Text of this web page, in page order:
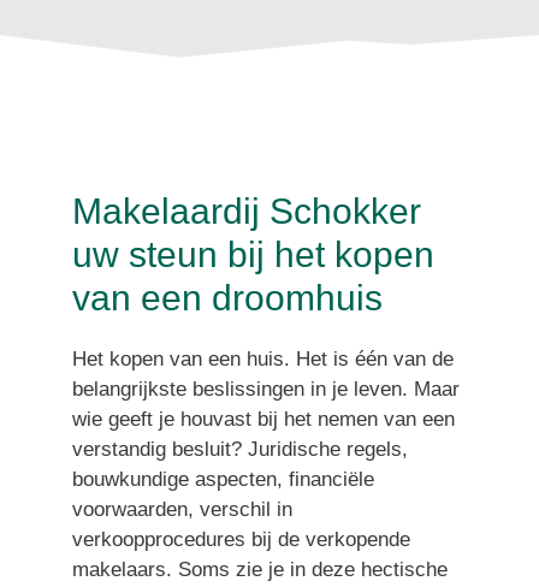
Makelaardij Schokker
uw steun bij het kopen
van een droomhuis
Het kopen van een huis. Het is één van de
belangrijkste beslissingen in je leven. Maar
wie geeft je houvast bij het nemen van een
verstandig besluit? Juridische regels,
bouwkundige aspecten, financiële
voorwaarden, verschil in
verkoopprocedures bij de verkopende
makelaars. Soms zie je in deze hectische